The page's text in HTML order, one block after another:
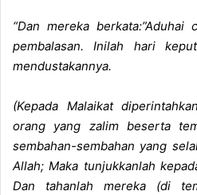
“Dan mereka berkata:”Aduhai
pembalasan. Inilah hari
mendustakannya.
(Kepada Malaikat
orang yang zalim beserta
sembahan-sembahan yang
Allah; Maka tunjukkanlah
Dan tahanlah mereka (di